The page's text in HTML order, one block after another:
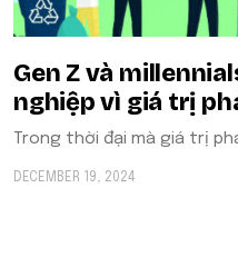
Gen Z và
nghiệp vì giá trị
Trong thời đại mà giá trị
DECEMBER 19, 2024